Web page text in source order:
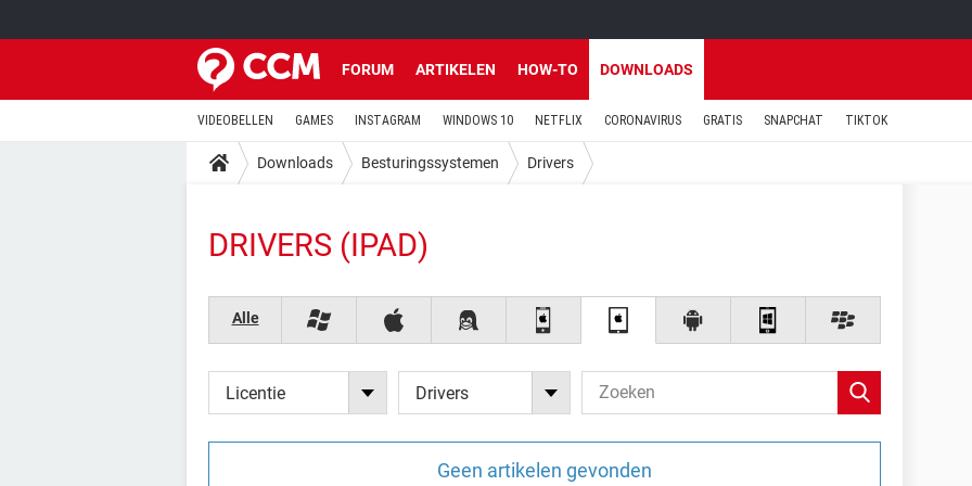
FORUM ARTIKELEN HOW-TO DOWNLOADS
VIDEOBELLEN GAMES INSTAGRAM WINDOWS 10 NETFLIX CORONAVIRUS GRATIS SNAPCHAT TIKTOK
Downloads Besturingssystemen Drivers
DRIVERS (IPAD)
Alle
Licentie Drivers
Geen artikelen gevonden